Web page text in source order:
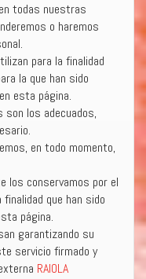
todas nuestras
o haremos
para la finalidad
la que han sido
esta página.
los adecuados,
en todo momento,
los conservamos por el
que han sido
página.
garantizando su
servicio firmado y
RAIOLA